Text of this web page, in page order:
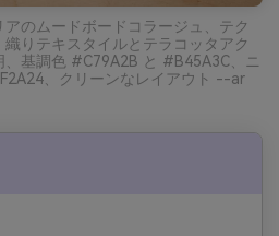
のムードボードコラージュ、テク
りテキスタイルとテラコッタアク
基調色 #C79A2B と #B45A3C、ニ
、クリーンなレイアウト --ar